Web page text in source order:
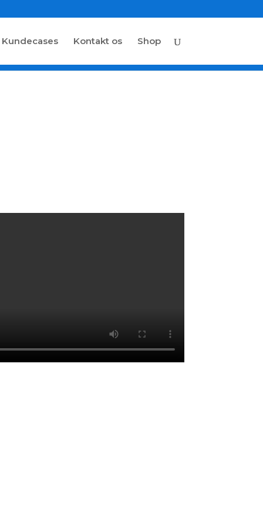
Kundecases Kontakt os Shop